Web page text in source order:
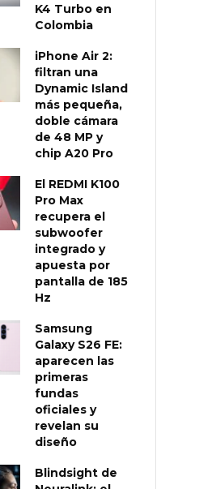
K4 Turbo en
Colombia
iPhone Air 2:
filtran una
Dynamic Island
más pequeña,
doble cámara
de 48 MP y
chip A20 Pro
El REDMI K100
Pro Max
recupera el
subwoofer
integrado y
apuesta por
pantalla de 185
Hz
Samsung
Galaxy S26 FE:
aparecen las
primeras
fundas
oficiales y
revelan su
diseño
Blindsight de